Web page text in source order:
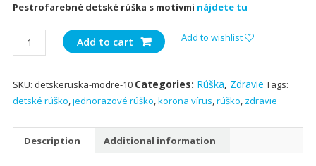
Pestrofarebné detské rúška s motívmi nájdete tu
Detské
ochranné
rúška
jednorazové
3-
Add to cart Add to wishlist
SKU: detskeruska-modre-10 Categories: Rúška, Zdravie Tags:
detské rúško,jednorazové rúško,korona vírus,rúško, zdravie
Description Additional information